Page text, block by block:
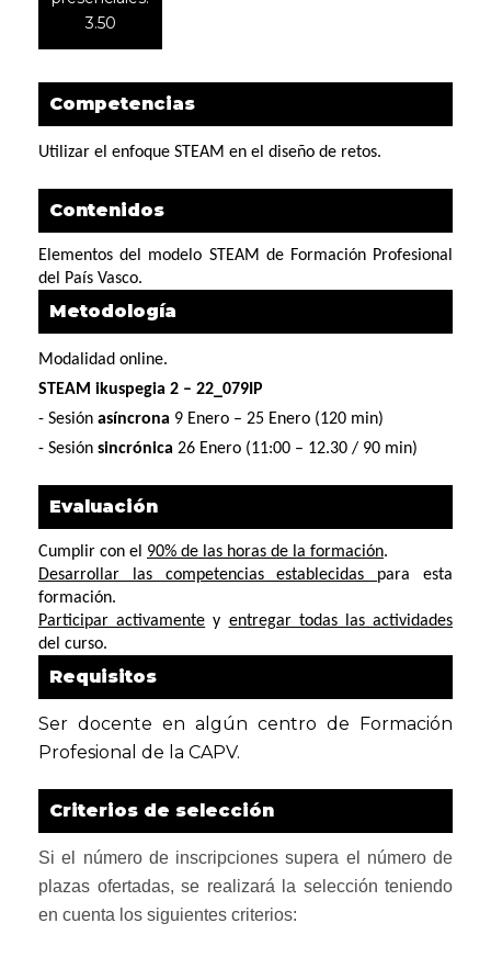
3.50
Competencias
Utilizar el enfoque STEAM en el diseño de retos.
Contenidos
Elementos del modelo STEAM de Formación Profesional
del País Vasco.
Metodología
STEAM ikuspegia 2 – 22_079IP
- Sesión asíncrona 9 Enero – 25 Enero (120 min)
- Sesión sincrónica 26 Enero (11:00 – 12.30 / 90 min)
Evaluación
Cumplir con el 90% de las horas de la formación.
Desarrollar las competencias establecidas para esta
Participar activamente y entregar todas las actividades
del curso.
Requisitos
Ser docente en algún centro de Formación
Profesional de la CAPV.
Criterios de selección
Si el número de inscripciones supera el número de
plazas ofertadas, se realizará la selección teniendo
en cuenta los siguientes criterios: